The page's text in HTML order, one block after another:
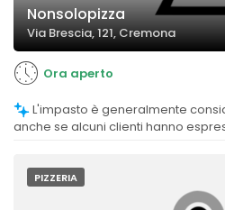
Nonsolopizza
Via Brescia, 121, Cremona
Ora aperto
anche se alcuni clienti hanno
PIZZERIA